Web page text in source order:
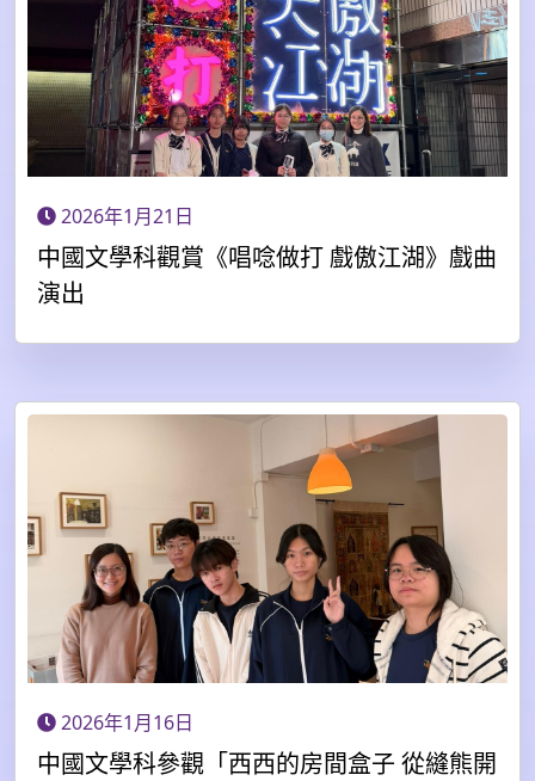
2026年1月21日
中國文學科觀賞《唱唸做打 戲傲江湖》戲曲
演出
2026年1月16日
中國文學科參觀「西西的房間盒子 從縫熊開